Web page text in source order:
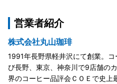
営業者紹介
株式会社丸山珈琲
1991年長野県軽井沢にて創業。
び長野、東京、神奈川で9店舗の
界のコーヒー品評会ＣＯＥで史上